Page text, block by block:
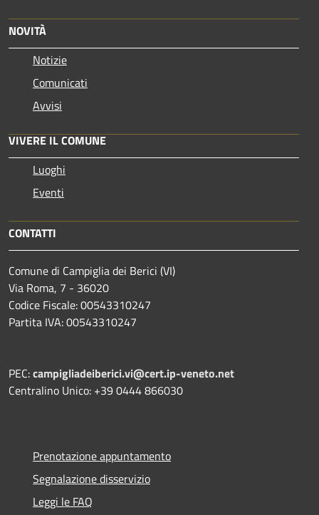
NOVITÀ
Notizie
Comunicati
Avvisi
VIVERE IL COMUNE
Luoghi
Eventi
CONTATTI
Comune di Campiglia dei Berici (VI)
Via Roma, 7 - 36020
Codice Fiscale: 00543310247
Partita IVA: 00543310247
PEC:campigliadeiberici.vi@cert.ip-veneto.net
Centralino Unico: +39 0444 866030
Prenotazione appuntamento
Segnalazione disservizio
Leggi le FAQ